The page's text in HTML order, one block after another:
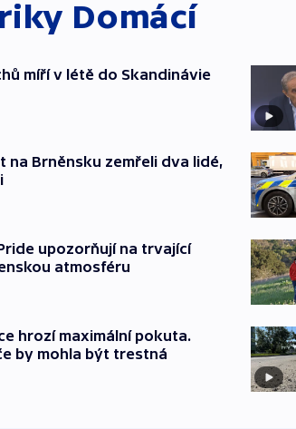
Domácí
míří v létě do Skandinávie
na Brněnsku zemřeli dva lidé,
upozorňují na trvající
atmosféru
hrozí maximální pokuta.
by mohla být trestná